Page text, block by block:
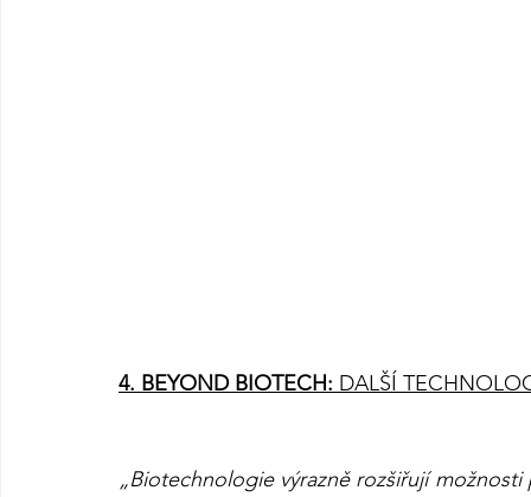
4. BEYOND BIOTECH: DALŠÍ
„Biotechnologie výrazně rozšiřují